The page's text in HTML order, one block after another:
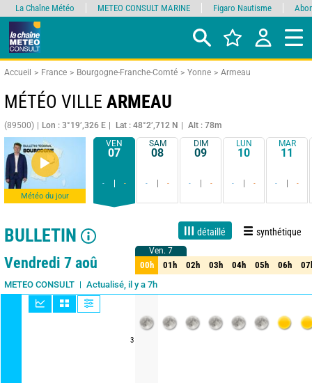
Accueil France Bourgogne-Franche-Comté Yonne Armeau
MÉTÉO VILLE ARMEAU
(89500) Lon : 3°19’,326 E Lat : 48°2’,712 N Alt : 78m
Météo du jour
VEN
07
- -
SAM
08
- -
DIM
09
- -
LUN
10
- -
MAR
11
- -
BULLETIN détaillé synthétique
Live 1 jour 3 jours 15 jours Fiabilité 90%
Vendredi 7 aoû
METEO CONSULT Actualisé, il y a 7h
3
Ven. 7
00h 01h 02h 03h 04h 05h 06h
Ven. 7
00h 01h 02h 03h 04h 05h 06h
La Chaîne Météo METEO CONSULT MARINE Figaro Nautisme